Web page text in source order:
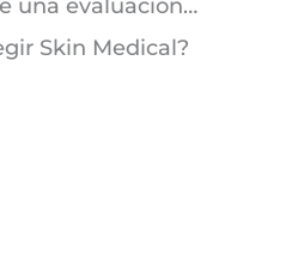
Beneficios de una evaluación temprana
Skin Medical?